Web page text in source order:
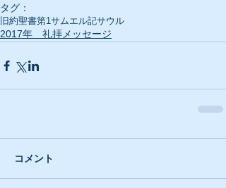
タグ：
旧約聖書第1サムエル記サウル
2017年 礼拝メッセージ
コメント